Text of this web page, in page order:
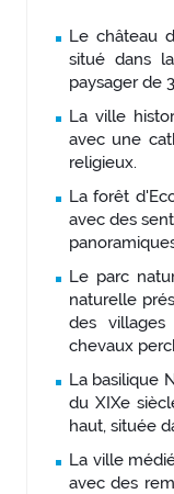
Le château
situé dans
paysager de
La ville
avec une
religieux.
La forêt
avec des
Le parc
naturelle
des
chevaux
La basilique
du XIXe
haut, située
La ville
avec des